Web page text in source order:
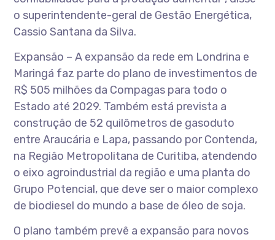
o superintendente-geral de Gestão Energética,
Cassio Santana da Silva.
Expansão – A expansão da rede em Londrina e
Maringá faz parte do plano de investimentos de
R$ 505 milhões da Compagas para todo o
Estado até 2029. Também está prevista a
construção de 52 quilômetros de gasoduto
entre Araucária e Lapa, passando por Contenda,
na Região Metropolitana de Curitiba, atendendo
o eixo agroindustrial da região e uma planta do
Grupo Potencial, que deve ser o maior complexo
de biodiesel do mundo a base de óleo de soja.
O plano também prevê a expansão para novos